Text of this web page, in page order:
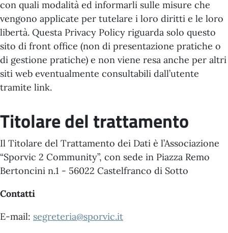
con quali modalità ed informarli sulle misure che
vengono applicate per tutelare i loro diritti e le loro
libertà. Questa Privacy Policy riguarda solo questo
sito di front office (non di presentazione pratiche o
di gestione pratiche) e non viene resa anche per altri
siti web eventualmente consultabili dall’utente
tramite link.
Titolare del trattamento
Il Titolare del Trattamento dei Dati è l’Associazione
“Sporvic 2 Community”, con sede in Piazza Remo
Bertoncini n.1 - 56022 Castelfranco di Sotto
Contatti
E-mail: segreteria@sporvic.it